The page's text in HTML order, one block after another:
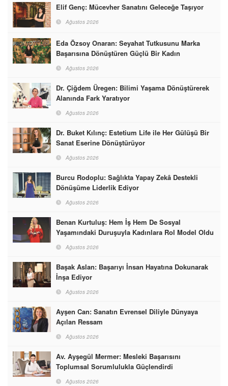
Elif Genç: Mücevher Sanatını Geleceğe Taşıyor
Ağustos 2026
Eda Özsoy Onaran: Seyahat Tutkusunu Marka
Başarısına Dönüştüren Güçlü Bir Kadın
Ağustos 2026
Dr. Çiğdem Üregen: Bilimi Yaşama Dönüştürerek
Alanında Fark Yaratıyor
Ağustos 2026
Dr. Buket Kılınç: Estetium Life ile Her Gülüşü Bir
Sanat Eserine Dönüştürüyor
Ağustos 2026
Burcu Rodoplu: Sağlıkta Yapay Zekâ Destekli
Dönüşüme Liderlik Ediyor
Ağustos 2026
Benan Kurtuluş: Hem İş Hem De Sosyal
Yaşamındaki Duruşuyla Kadınlara Rol Model Oldu
Ağustos 2026
Başak Aslan: Başarıyı İnsan Hayatına Dokunarak
İnşa Ediyor
Ağustos 2026
Ayşen Can: Sanatın Evrensel Diliyle Dünyaya
Açılan Ressam
Ağustos 2026
Av. Ayşegül Mermer: Mesleki Başarısını
Toplumsal Sorumlulukla Güçlendirdi
Ağustos 2026